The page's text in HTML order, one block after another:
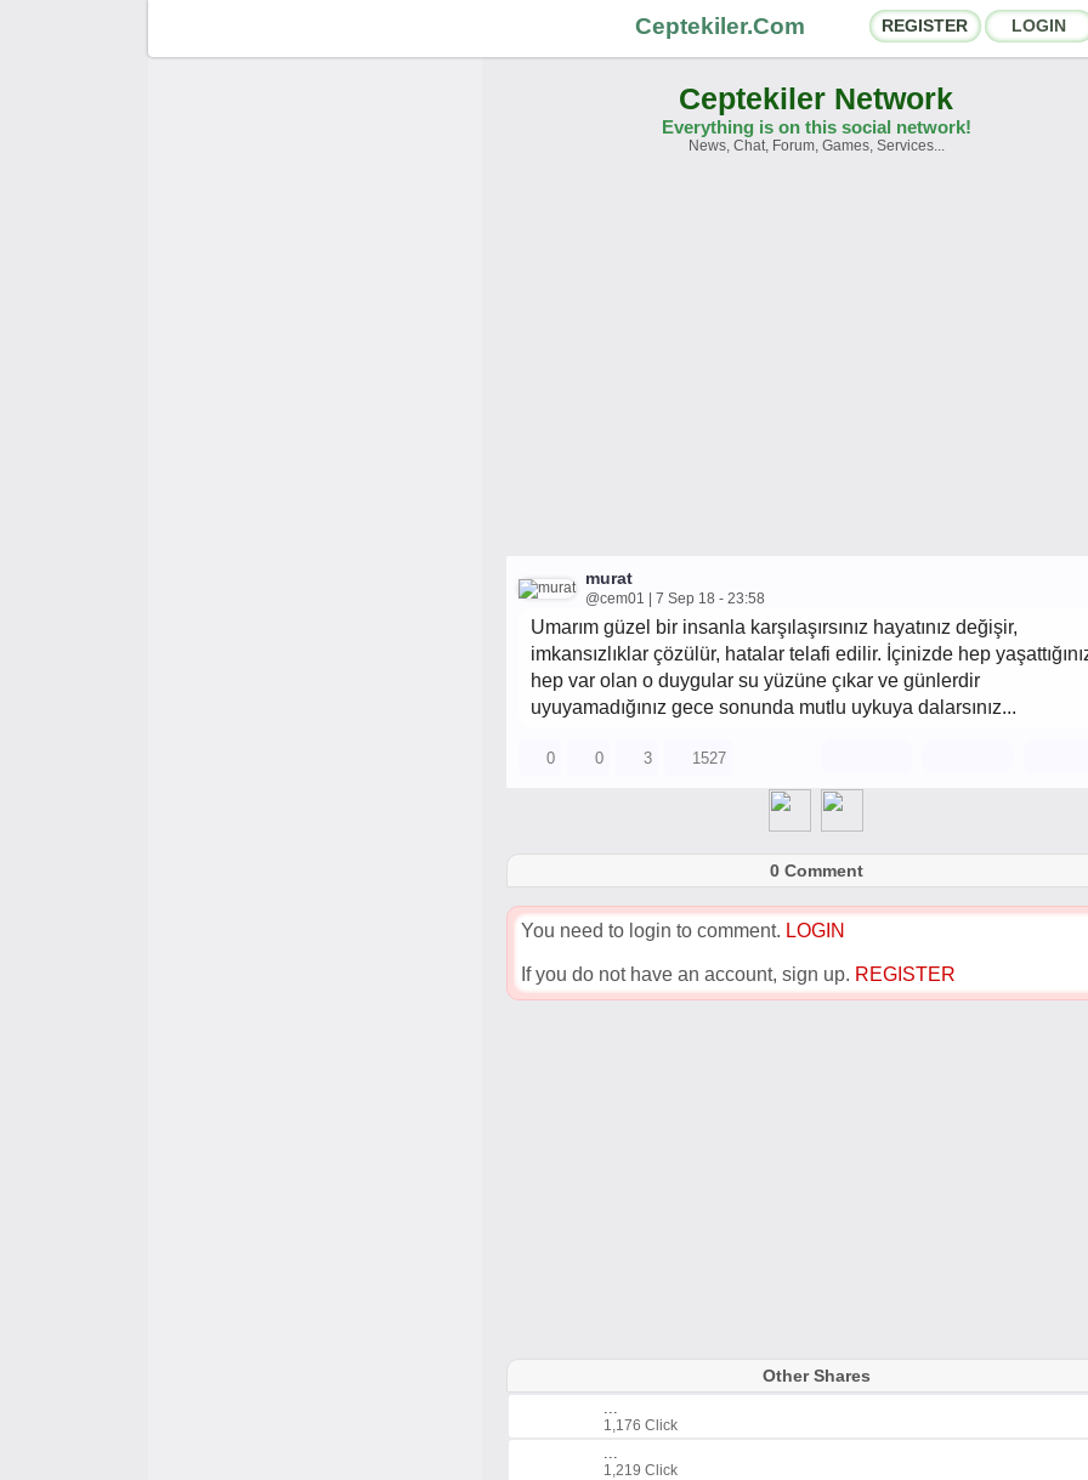
Ceptekiler.Com REGISTER LOGIN
Social Shares
Ceptekiler Network
Everything is on this social network!
News, Chat, Forum, Games, Services...
murat
@cem01 | 7 Sep 18 - 23:58
Umarım güzel bir insanla karşılaşırsınız hayatınız değişir,
imkansızlıklar çözülür, hatalar telafi edilir. İçinizde hep
hep var olan o duygular su yüzüne çıkar ve günlerdir
uyuyamadığınız gece sonunda mutlu uykuya dalarsınız...
0 0 3 1527
0 Comment
You need to login to comment. LOGIN
If you do not have an account, sign up. REGISTER
Other Shares
...
1,176 Click
...
1,219 Click